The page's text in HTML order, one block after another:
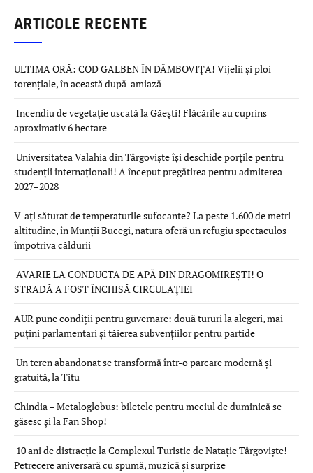
ARTICOLE RECENTE
ULTIMA ORĂ: COD GALBEN ÎN DÂMBOVIȚA! Vijelii și ploi
torențiale, în această după-amiază
Incendiu de vegetație uscată la Găești! Flăcările au cuprins
aproximativ 6 hectare
Universitatea Valahia din Târgoviște își deschide porțile pentru
studenții internaționali! A început pregătirea pentru admiterea
2027–2028
V-ați săturat de temperaturile sufocante? La peste 1.600 de metri
altitudine, în Munții Bucegi, natura oferă un refugiu spectaculos
împotriva căldurii
AVARIE LA CONDUCTA DE APĂ DIN DRAGOMIREȘTI! O
STRADĂ A FOST ÎNCHISĂ CIRCULAȚIEI
AUR pune condiții pentru guvernare: două tururi la alegeri, mai
puțini parlamentari și tăierea subvențiilor pentru partide
Un teren abandonat se transformă într-o parcare modernă și
gratuită, la Titu
Chindia – Metaloglobus: biletele pentru meciul de duminică se
găsesc și la Fan Shop!
10 ani de distracție la Complexul Turistic de Natație Târgoviște!
Petrecere aniversară cu spumă, muzică și surprize